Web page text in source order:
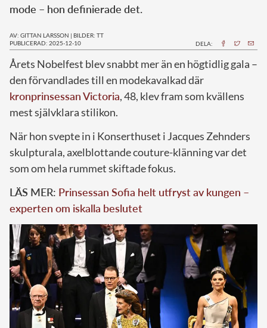
mode – hon definierade det.
AV: GITTAN LARSSON | BILDER: TT
PUBLICERAD: 2025-12-10
DELA:
Årets Nobelfest blev snabbt mer än en högtidlig gala –
den förvandlades till en modekavalkad där
kronprinsessan Victoria, 48, klev fram som kvällens
mest självklara stilikon.
När hon svepte in i Konserthuset i Jacques Zehnders
skulpturala, axelblottande couture-klänning var det
som om hela rummet skiftade fokus.
LÄS MER: Prinsessan Sofia helt utfryst av kungen –
experten om iskalla beslutet